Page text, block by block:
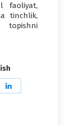
faoliyat,
tinchlik,
topishni